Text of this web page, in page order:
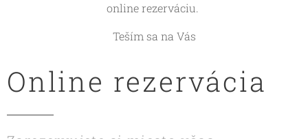
online rezerváciu.
Teším sa na Vás
Online rezervácia